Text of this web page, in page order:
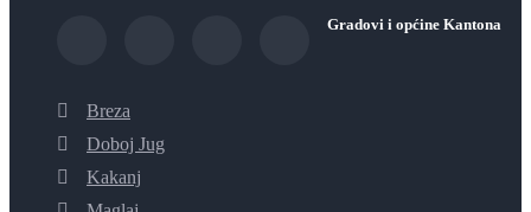
Gradovi i općine Kantona
Breza
Doboj Jug
Kakanj